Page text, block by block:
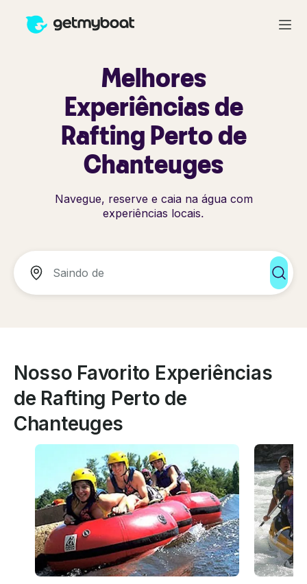
Melhores
Experiências de
Rafting Perto de
Chanteuges
Navegue, reserve e caia na água com
experiências locais.
Nosso Favorito Experiências
de Rafting Perto de
Chanteuges